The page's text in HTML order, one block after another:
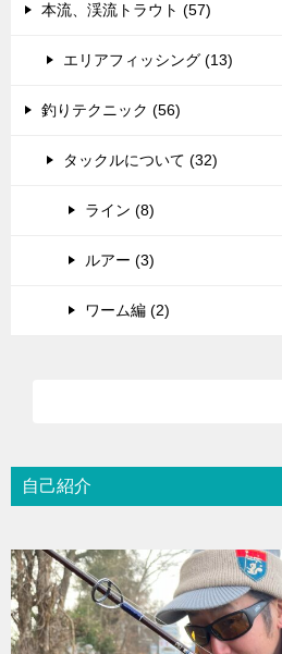
本流、渓流トラウト (57)
エリアフィッシング (13)
釣りテクニック (56)
タックルについて (32)
ライン (8)
ルアー (3)
ワーム編 (2)
自己紹介